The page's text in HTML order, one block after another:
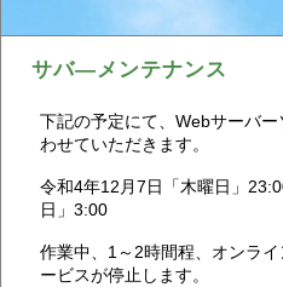
サバ―メンテナンス
下記の予定にて、Webサーバ
わせていただきます。
令和4年12月7日「木曜日」
日」3:00
作業中、1～2時間程、オンラ
ービスが停止します。